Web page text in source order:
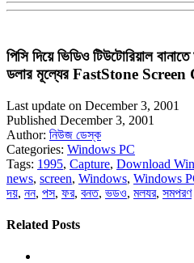
পিসি দিয়ে ভিডিও টিউটোরিয়াল
ডলার মূল্যের FastStone Screen
Last update on December 3, 2001
Published December 3, 2001
Author: নিউজ ডেস্ক
Categories: Windows PC
Tags: 1995, Capture, Download
news, screen, Windows, Windows
দয়, নন, পস, ফর, বনত, ভডও, মলযর, সমপরণ
Related Posts